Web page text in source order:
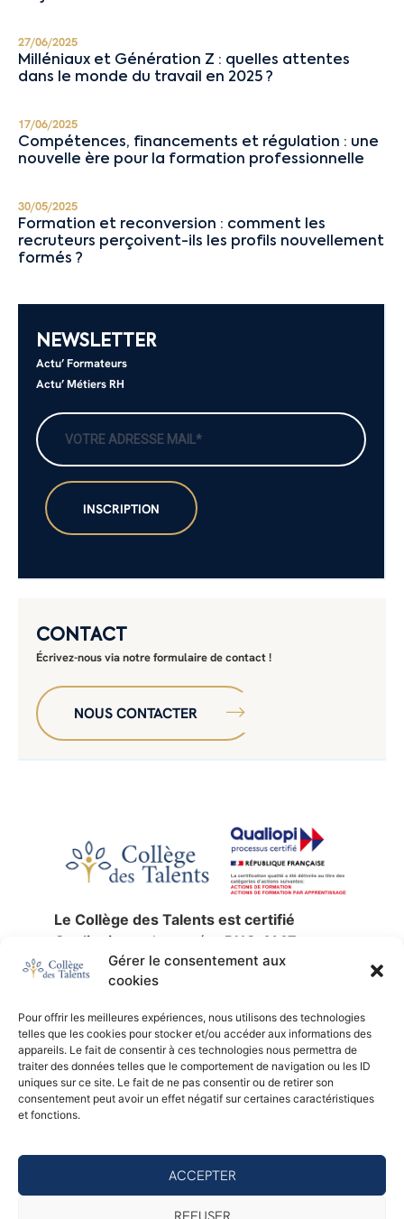
Gérer le consentement aux
cookies
Pour offrir les meilleures expériences, nous utilisons des technologies
telles que les cookies pour stocker et/ou accéder aux informations des
appareils. Le fait de consentir à ces technologies nous permettra de
traiter des données telles que le comportement de navigation ou les ID
uniques sur ce site. Le fait de ne pas consentir ou de retirer son
consentement peut avoir un effet négatif sur certaines caractéristiques
et fonctions.
ACCEPTER
27/06/2025
Milléniaux et Génération Z : quelles attentes
dans le monde du travail en 2025 ?
17/06/2025
Compétences, financements et régulation : une
nouvelle ère pour la formation professionnelle
30/05/2025
Formation et reconversion : comment les
recruteurs perçoivent-ils les profils nouvellement
formés ?
NEWSLETTER
Actu’ Formateurs
Actu’ Métiers RH
CONTACT
Écrivez-nous via notre formulaire de contact !
NOUS CONTACTER
Le Collège des Talents est certifié
Qualiopi sous le numéro RNQ 4147
jusqu’au30 décembre 2027.
La certification qualité a été délivrée au
actions de formation,validation des
acquis de l’expérienceetformation par
apprentissage.
SIREN :753 676 329 —NDA :11 92 24791
92 —
© 2026 - Collège des Talents